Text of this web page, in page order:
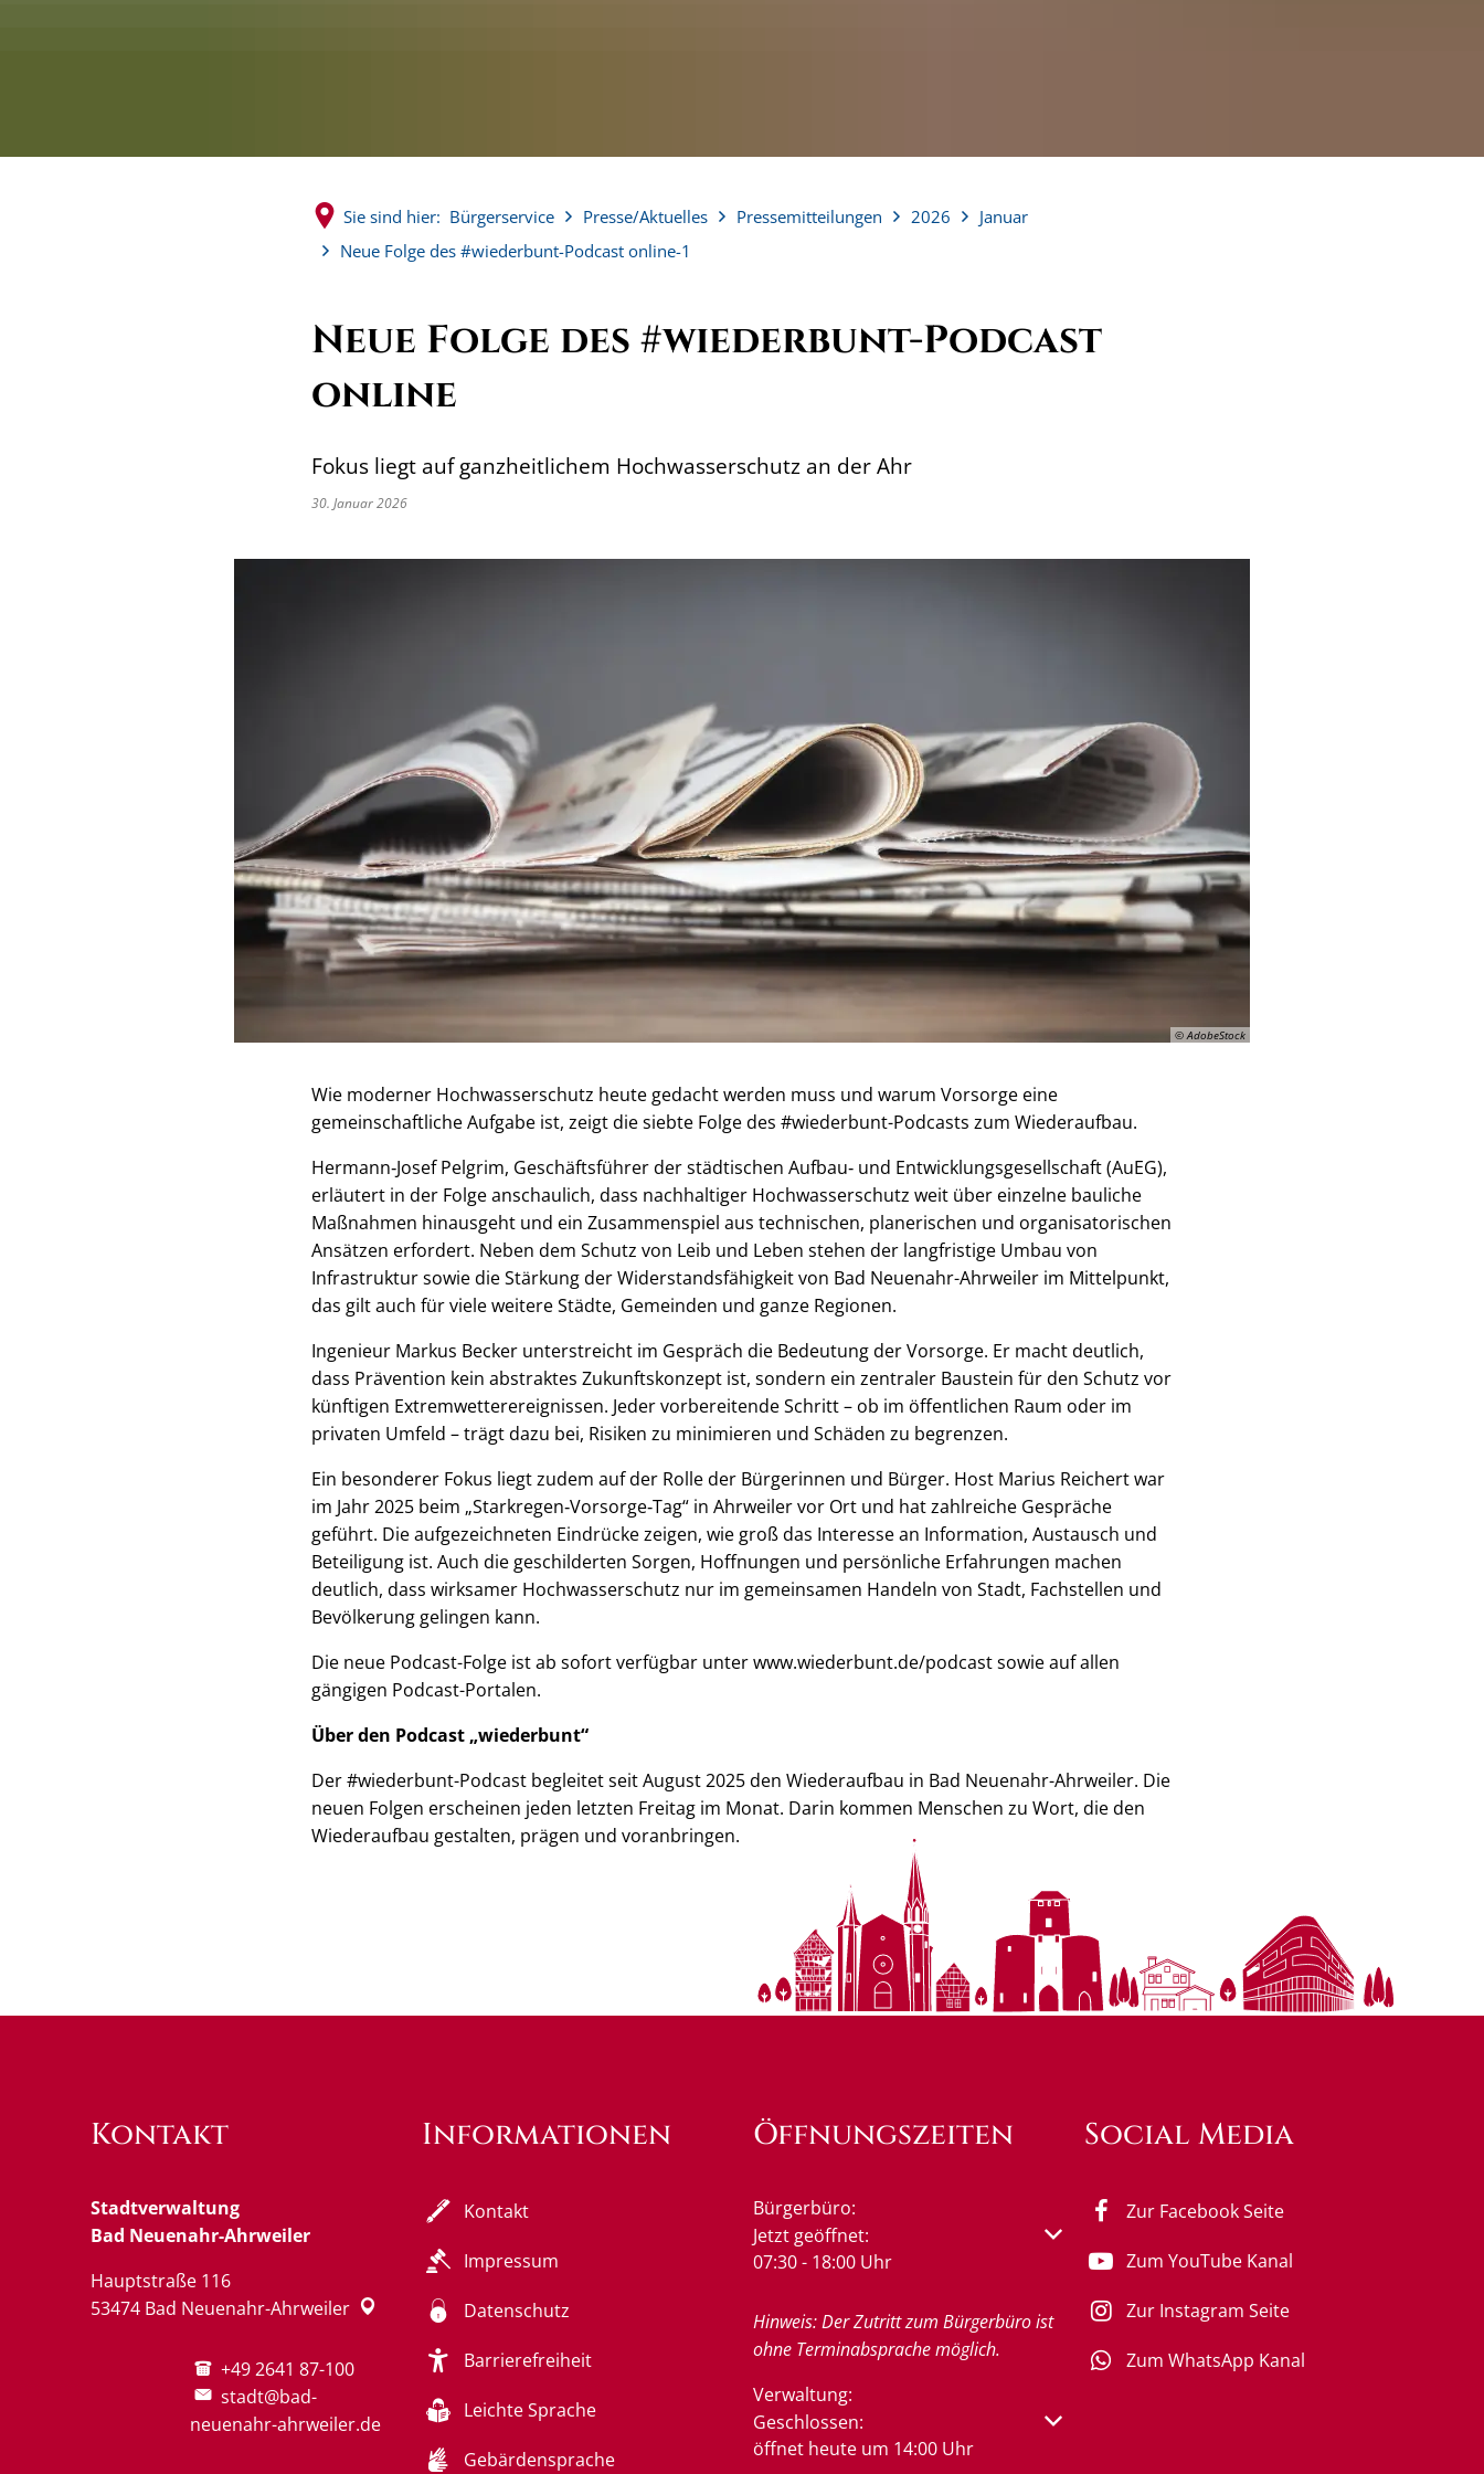
Sie sind hier: Bürgerservice Presse/Aktuelles Pressemitteilungen 2026
Januar
Neue Folge des #wiederbunt-Podcast online-1
Neue Folge des #wiederbunt-Podcast
online
Fokus liegt auf ganzheitlichem Hochwasserschutz an der Ahr
30. Januar 2026
© AdobeStock
Wie moderner Hochwasserschutz heute gedacht werden muss und warum Vorsorge eine
gemeinschaftliche Aufgabe ist, zeigt die siebte Folge des #wiederbunt-Podcasts zum Wiederaufbau.
Hermann‑Josef Pelgrim, Geschäftsführer der städtischen Aufbau‑ und Entwicklungsgesellschaft (AuEG),
erläutert in der Folge anschaulich, dass nachhaltiger Hochwasserschutz weit über einzelne bauliche
Maßnahmen hinausgeht und ein Zusammenspiel aus technischen, planerischen und organisatorischen
Ansätzen erfordert. Neben dem Schutz von Leib und Leben stehen der langfristige Umbau von
Infrastruktur sowie die Stärkung der Widerstandsfähigkeit von Bad Neuenahr-Ahrweiler im Mittelpunkt,
das gilt auch für viele weitere Städte, Gemeinden und ganze Regionen.
Ingenieur Markus Becker unterstreicht im Gespräch die Bedeutung der Vorsorge. Er macht deutlich,
dass Prävention kein abstraktes Zukunftskonzept ist, sondern ein zentraler Baustein für den Schutz vor
künftigen Extremwetterereignissen. Jeder vorbereitende Schritt – ob im öffentlichen Raum oder im
privaten Umfeld – trägt dazu bei, Risiken zu minimieren und Schäden zu begrenzen.
Ein besonderer Fokus liegt zudem auf der Rolle der Bürgerinnen und Bürger. Host Marius Reichert war
im Jahr 2025 beim „Starkregen‑Vorsorge‑Tag“ in Ahrweiler vor Ort und hat zahlreiche Gespräche
geführt. Die aufgezeichneten Eindrücke zeigen, wie groß das Interesse an Information, Austausch und
Beteiligung ist. Auch die geschilderten Sorgen, Hoffnungen und persönliche Erfahrungen machen
deutlich, dass wirksamer Hochwasserschutz nur im gemeinsamen Handeln von Stadt, Fachstellen und
Bevölkerung gelingen kann.
Die neue Podcast-Folge ist ab sofort verfügbar unter www.wiederbunt.de/podcast sowie auf allen
gängigen Podcast-Portalen.
Über den Podcast „wiederbunt“
Der #wiederbunt-Podcast begleitet seit August 2025 den Wiederaufbau in Bad Neuenahr-Ahrweiler. Die
neuen Folgen erscheinen jeden letzten Freitag im Monat. Darin kommen Menschen zu Wort, die den
Wiederaufbau gestalten, prägen und voranbringen.
Kontakt
Stadtverwaltung
Bad Neuenahr-Ahrweiler
Hauptstraße 116
53474 Bad Neuenahr-Ahrweiler
+49 2641 87-100
stadt@bad-
neuenahr-ahrweiler.de
Informationen
Kontakt
Impressum
Datenschutz
Barrierefreiheit
Leichte Sprache
Gebärdensprache
Öffnungszeiten
Bürgerbüro:
Klicken, um weitere Öffnungs- oder Schließzeiten auszublenden
Jetzt geöffnet:
07:30- 18:00 Uhr Von 07:30 bis 18:00 Uhr
Hinweis: Der Zutritt zum Bürgerbüro ist
ohne Terminabsprache möglich.
Verwaltung:
Klicken, um weitere Öffnungs- oder Schließzeiten auszublenden
Geschlossen:
öffnet heute um 14:00 Uhr
Social Media
Zur Facebook Seite
Zum YouTube Kanal
Zur Instagram Seite
Zum WhatsApp Kanal